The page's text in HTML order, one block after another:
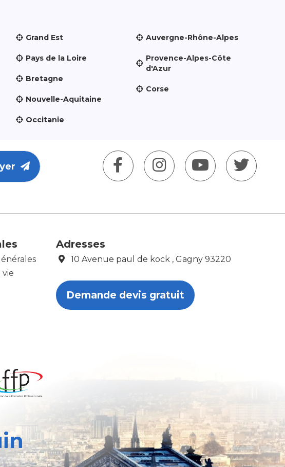
Grand Est
Pays de la Loire
Bretagne
Nouvelle-Aquitaine
Occitanie
Auvergne-Rhône-Alpes
Provence-Alpes-Côte
d'Azur
Corse
vie
Adresses
10 Avenue paul de kock , Gagny 93220
Demande devis gratuit